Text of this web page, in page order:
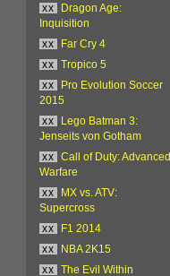
xx
Dragon Age:
Inquisition
xx
Far Cry 4
xx
Tropico 5
xx
Pro Evolution Soccer
2015
xx
Lego Batman 3:
Jenseits von Gotham
xx
Call of Duty: Advanced
Warfare
xx
MX vs. ATV:
Supercross
xx
F1 2014
xx
NBA 2K15
xx
The Evil Within